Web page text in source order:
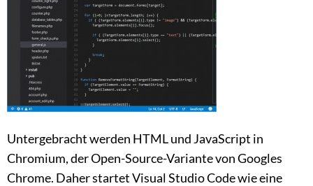
Untergebracht werden HTML und JavaScript in
Chromium, der Open-Source-Variante von Googles
Chrome. Daher startet Visual Studio Code wie eine